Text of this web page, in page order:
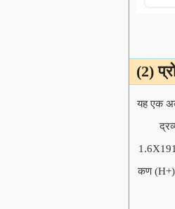
(2)
यह एक
1.6X19
कण (H+)